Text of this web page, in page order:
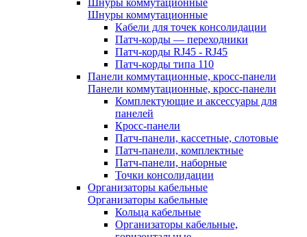
Шнуры коммутационные
Шнуры коммутационные
Кабели для точек консолидации
Патч-корды — переходники
Патч-корды RJ45 - RJ45
Патч-корды типа 110
Панели коммутационные, кросс-панели
Панели коммутационные, кросс-панели
Комплектующие и аксессуары для
панелей
Кросс-панели
Патч-панели, кассетные, слотовые
Патч-панели, комплектные
Патч-панели, наборные
Точки консолидации
Организаторы кабельные
Организаторы кабельные
Кольца кабельные
Организаторы кабельные,